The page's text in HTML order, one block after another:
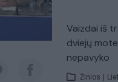
Vaizdai iš
dviejų
nepavyko
Žinios